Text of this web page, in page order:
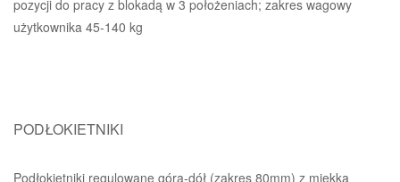
pozycji do pracy z blokadą w 3 położeniach; zakres wagowy
użytkownika 45-140 kg
PODŁOKIETNIKI
Podłokietniki regulowane góra-dół (zakres 80mm) z miękką